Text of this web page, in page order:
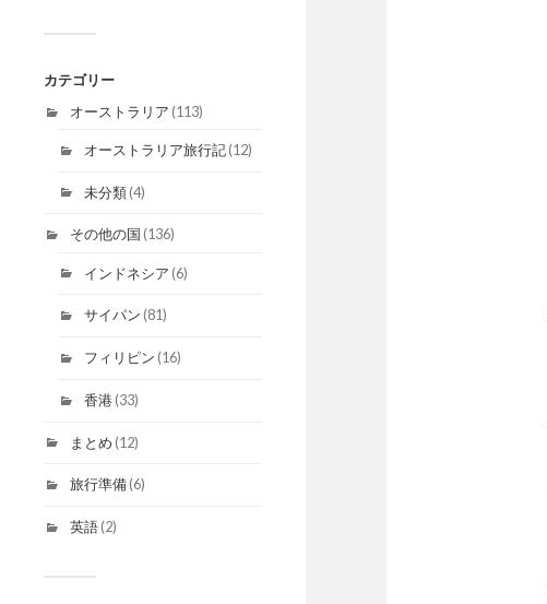
カテゴリー
オーストラリア (113)
オーストラリア旅行記(12)
未分類(4)
その他の国 (136)
インドネシア (6)
サイパン (81)
フィリピン (16)
香港(33)
まとめ (12)
旅行準備(6)
英語(2)